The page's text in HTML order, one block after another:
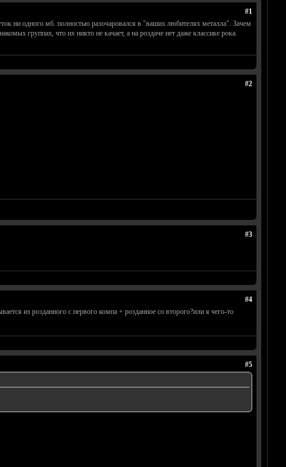
#1
ни одного мб. полностью разочаровался в "ваших любителях металла". Зачем
группах, что их никто не качает, а на роздаче нет даже классике рока.
#2
#3
#4
из розданного с первого компа + розданное со второго?или я чего-то
#5